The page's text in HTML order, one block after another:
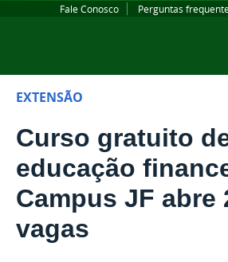
Fale Conosco Perguntas
EXTENSÃO
Curso gratuito
educação
Campus JF abre
vagas